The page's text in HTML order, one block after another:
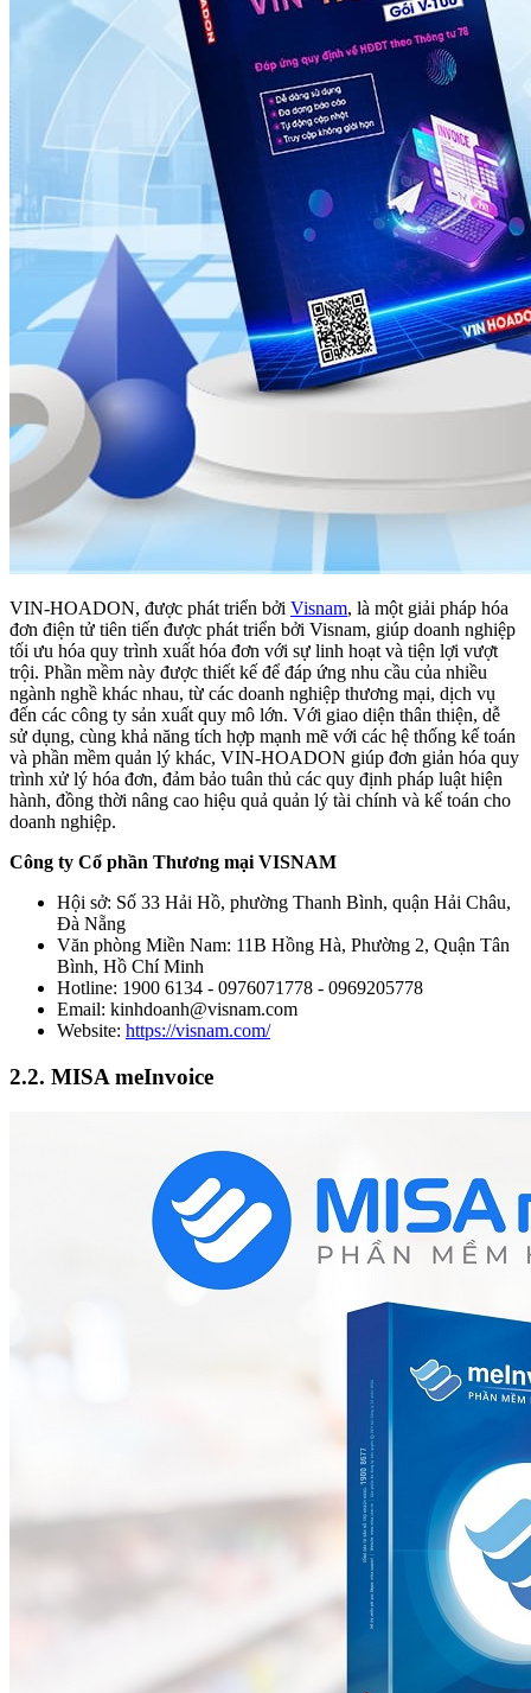
VIN-HOADON, được phát triển bởi Visnam, là một giải pháp hóa
đơn điện tử tiên tiến được phát triển bởi Visnam, giúp doanh nghiệp
tối ưu hóa quy trình xuất hóa đơn với sự linh hoạt và tiện lợi vượt
trội. Phần mềm này được thiết kế để đáp ứng nhu cầu của nhiều
ngành nghề khác nhau, từ các doanh nghiệp thương mại, dịch vụ
đến các công ty sản xuất quy mô lớn. Với giao diện thân thiện, dễ
sử dụng, cùng khả năng tích hợp mạnh mẽ với các hệ thống kế toán
và phần mềm quản lý khác, VIN-HOADON giúp đơn giản hóa quy
trình xử lý hóa đơn, đảm bảo tuân thủ các quy định pháp luật hiện
hành, đồng thời nâng cao hiệu quả quản lý tài chính và kế toán cho
doanh nghiệp.
Công ty Cổ phần Thương mại VISNAM
Hội sở: Số 33 Hải Hồ, phường Thanh Bình, quận Hải Châu,
Đà Nẵng
Văn phòng Miền Nam: 11B Hồng Hà, Phường 2, Quận Tân
Bình, Hồ Chí Minh
Hotline: 1900 6134 - 0976071778 - 0969205778
Email: kinhdoanh@visnam.com
Website: https://visnam.com/
2.2. MISA meInvoice